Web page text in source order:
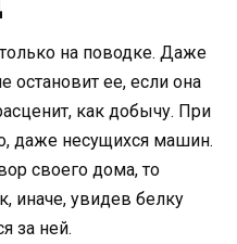
на поводке. Даже
остановит ее, если она
как добычу. При
даже несущихся машин.
своего дома, то
иначе, увидев белку
за ней.